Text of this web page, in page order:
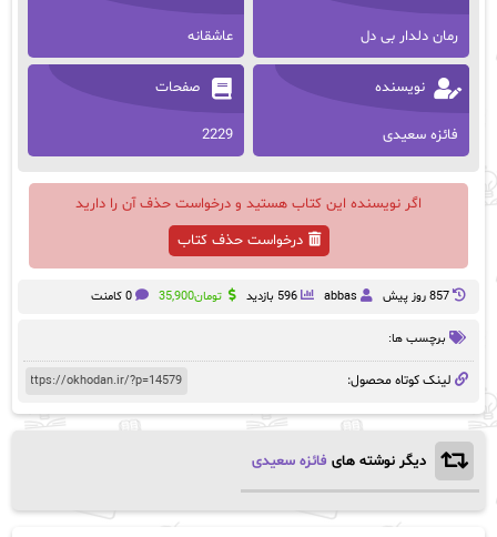
رمان دلدار بی دل عاشقانه
نویسنده
فائزه سعیدی
صفحات
2229
اگر نویسنده این کتاب هستید و درخواست حذف آن را دارید
درخواست حذف کتاب
857 روز پيش abbas 596 بازدید تومان35,900 0 کامنت
برچسب ها:
لینک کوتاه محصول:
دیگر نوشته های فائزه سعیدی